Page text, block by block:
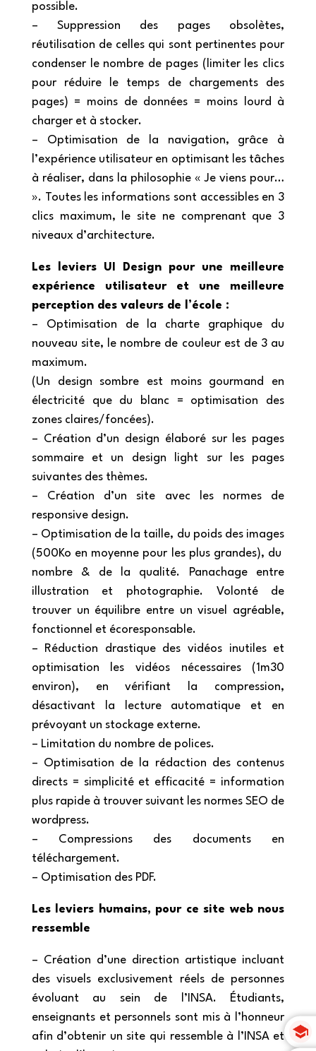
possible.
– Suppression des pages obsolètes,
réutilisation de celles qui sont pertinentes pour
condenser le nombre de pages (limiter les clics
pour réduire le temps de chargements des
pages) = moins de données = moins lourd à
charger et à stocker.
– Optimisation de la navigation, grâce à
l’expérience utilisateur en optimisant les tâches
à réaliser, dans la philosophie « Je viens pour…
». Toutes les informations sont accessibles en 3
clics maximum, le site ne comprenant que 3
niveaux d’architecture.
Les leviers UI Design pour une meilleure
expérience utilisateur et une meilleure
perception des valeurs de l’école :
– Optimisation de la charte graphique du
nouveau site, le nombre de couleur est de 3 au
maximum.
(Un design sombre est moins gourmand en
électricité que du blanc = optimisation des
zones claires/foncées).
– Création d’un design élaboré sur les pages
sommaire et un design light sur les pages
suivantes des thèmes.
– Création d’un site avec les normes de
responsive design.
– Optimisation de la taille, du poids des images
(500Ko en moyenne pour les plus grandes), du
nombre & de la qualité. Panachage entre
illustration et photographie. Volonté de
trouver un équilibre entre un visuel agréable,
fonctionnel et écoresponsable.
– Réduction drastique des vidéos inutiles et
optimisation les vidéos nécessaires (1m30
environ), en vérifiant la compression,
désactivant la lecture automatique et en
prévoyant un stockage externe.
– Limitation du nombre de polices.
– Optimisation de la rédaction des contenus
directs = simplicité et efficacité = information
plus rapide à trouver suivant les normes SEO de
wordpress.
– Compressions des documents en
téléchargement.
– Optimisation des PDF.
Les leviers humains, pour ce site web nous
ressemble
– Création d’une direction artistique incluant
des visuels exclusivement réels de personnes
évoluant au sein de l’INSA. Étudiants,
enseignants et personnels sont mis à l’honneur
afin d’obtenir un site qui ressemble à l’INSA et